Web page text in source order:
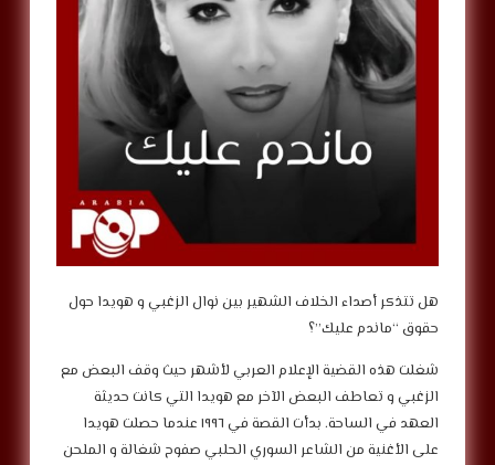
هل تتذكر أصداء الخلاف الشهير بين نوال الزغبي و هويدا حول
حقوق “ماندم عليك”؟
شغلت هذه القضية الإعلام العربي لأشهر حيث وقف البعض مع
الزغبي و تعاطف البعض الآخر مع هويدا التي كانت حديثة
العهد في الساحة. بدأت القصة في ١٩٩٦ عندما حصلت هويدا
على الأغنية من الشاعر السوري الحلبي صفوح شغالة و الملحن